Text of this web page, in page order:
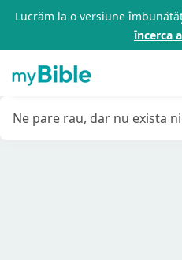
Lucrăm la o versiune
încerca
Ne pare rau, dar nu exista